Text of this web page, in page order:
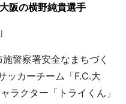
阪の横野純貴選手
警察署安全なまちづく
ッカーチーム「F.C.大
ラクター「トライくん」